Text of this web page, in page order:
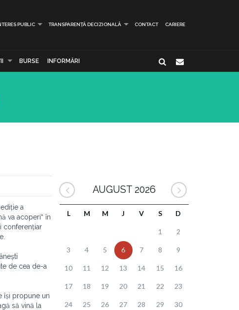
PUBLIC TRANSPARENȚĂ DECIZIONALĂ CONTACT CARIERE
BURSE INFORMĂRI
a
va acoperiˮ în
conferențiar
de cea de-a
își propune un
să vină la
AUGUST 2026
L M M J V S D
1 2
3 4 5 6 7 8 9
10 11 12 13 14 15 16
17 18 19 20 21 22 23
24 25 26 27 28 29 30